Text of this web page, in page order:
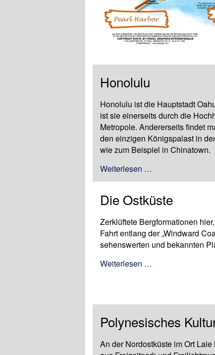
Honolulu
Honolulu ist die Hauptstadt
ist sie einerseits durch die
Metropole. Andererseits findet
den einzigen Königspalast in
wie zum Beispiel in Chinatown.
Weiterlesen …
Die Ostküste
Zerklüftete Bergformationen
Fahrt entlang der „Windward
sehenswerten und bekannten
Weiterlesen …
Polynesisches
An der Nordostküste im Ort